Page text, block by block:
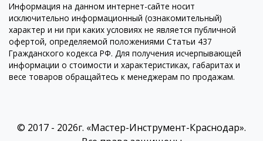
Информация на данном интернет-сайте носит
исключительно информационный (ознакомительный)
характер и ни при каких условиях не является публичной
офертой, определяемой положениями Статьи 437
Гражданского кодекса РФ. Для получения исчерпывающей
информации о стоимости и характеристиках, габаритах и
весе товаров обращайтесь к менеджерам по продажам.
© 2017 - 2026г. «Мастер-Инструмент-Краснодар».